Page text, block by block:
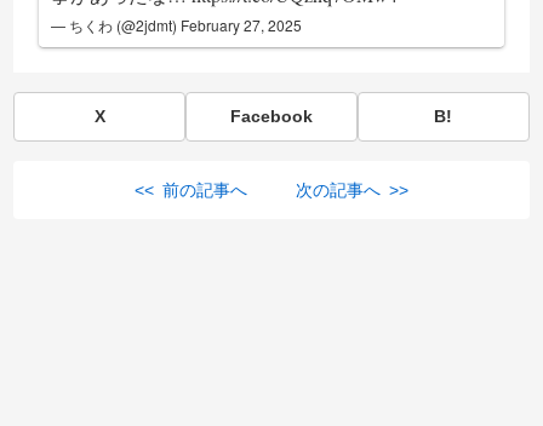
— ちくわ (@2jdmt) February 27, 2025
X Facebook B!
<< 前の記事へ 次の記事へ >>